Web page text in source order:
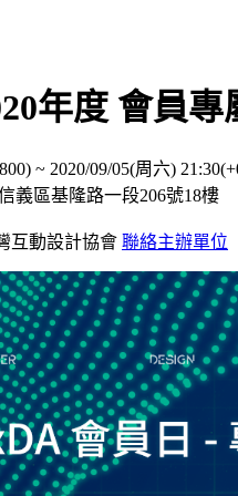
年度 會員
~ 2020/09/05(周六)
義區基隆路一段206號18樓
互動設計協會 聯絡主辦單位